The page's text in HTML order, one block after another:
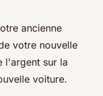
ancienne
votre nouvelle
l'argent sur la
voiture.